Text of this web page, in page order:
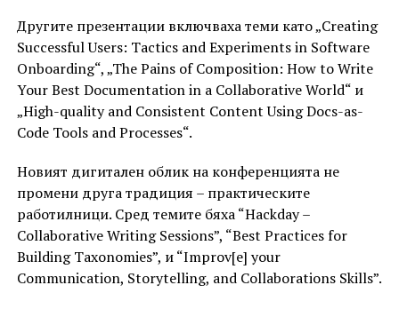
Другите презентации включваха теми като „Creating
Successful Users: Tactics and Experiments in Software
Onboarding“, „The Pains of Composition: How to Write
Your Best Documentation in a Collaborative World“ и
„High-quality and Consistent Content Using Docs-as-
Code Tools and Processes“.
Новият дигитален облик на конференцията не
промени друга традиция – практическите
работилници. Сред темите бяха “Hackday –
Collaborative Writing Sessions”, “Best Practices for
Building Taxonomies”, и “Improv[e] your
Communication, Storytelling, and Collaborations Skills”.